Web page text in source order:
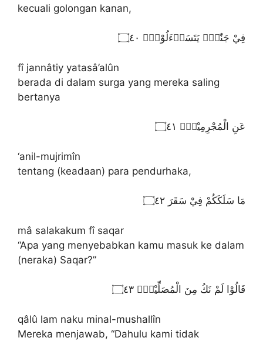
kecuali golongan kanan,
فِيْ جَنّٰتٍۛ يَتَسَاۤءَلُوْنَۙ ۝٤٠
fî jannâtiy yatasâ’alûn
berada di dalam surga yang mereka saling
bertanya
عَنِ الْمُجْرِمِيْنَۙ ۝٤١
‘anil-mujrimîn
tentang (keadaan) para pendurhaka,
مَا سَلَكَكُمْ فِيْ سَقَرَ ۝٤٢
mâ salakakum fî saqar
“Apa yang menyebabkan kamu masuk ke dalam
(neraka) Saqar?”
قَالُوْا لَمْ نَكُ مِنَ الْمُصَلِّيْنَۙ ۝٤٣
qâlû lam naku minal-mushallîn
Mereka menjawab, “Dahulu kami tidak